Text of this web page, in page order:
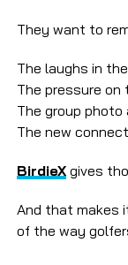
They want to
The laughs in
The pressure on
The group
The new
BirdieXgives
And that makes
of the way